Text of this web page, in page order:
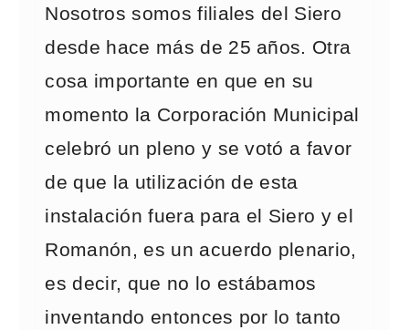
Nosotros somos filiales del Siero
desde hace más de 25 años. Otra
cosa importante en que en su
momento la Corporación Municipal
celebró un pleno y se votó a favor
de que la utilización de esta
instalación fuera para el Siero y el
Romanón, es un acuerdo plenario,
es decir, que no lo estábamos
inventando entonces por lo tanto